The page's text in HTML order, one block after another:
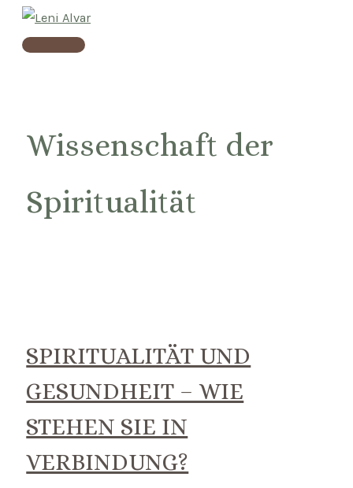
Skip
Main
Wissenschaft der
Spiritualität
SPIRITUALITÄT UND
GESUNDHEIT – WIE
STEHEN SIE IN
VERBINDUNG?